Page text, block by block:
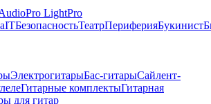
Pro LightPro
ITБезопасностьТеатрПериферияБукинист
ЭлектрогитарыБас-гитарыСайлент-
Гитарные комплектыГитарная
для гитар